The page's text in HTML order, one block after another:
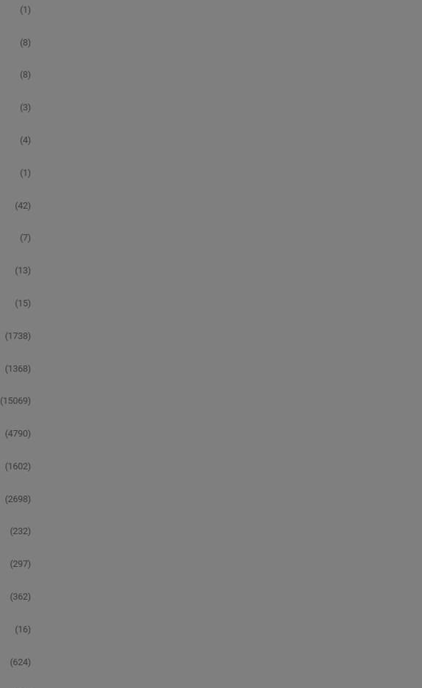
(1)
(8)
(8)
(3)
(4)
(1)
(42)
(7)
(13)
(15)
(1738)
(1368)
(15069)
(4790)
(1602)
(2698)
(232)
(297)
(362)
(16)
(624)